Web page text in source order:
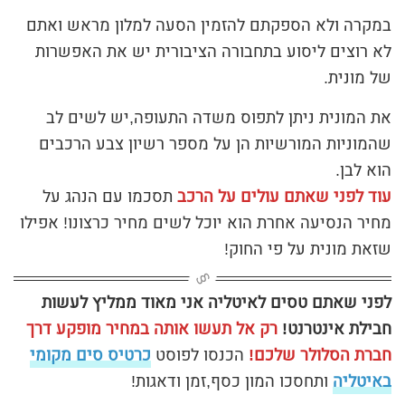
במקרה ולא הספקתם להזמין הסעה למלון מראש ואתם
לא רוצים ליסוע בתחבורה הציבורית יש את האפשרות
של מונית.
את המונית ניתן לתפוס משדה התעופה,יש לשים לב
שהמוניות המורשיות הן על מספר רשיון צבע הרכבים
הוא לבן.
עוד לפני שאתם עולים על הרכב תסכמו עם הנהג על
מחיר הנסיעה אחרת הוא יוכל לשים מחיר כרצונו! אפילו
שזאת מונית על פי החוק!
לפני שאתם טסים לאיטליה אני מאוד ממליץ לעשות
חבילת אינטרנט! רק אל תעשו אותה במחיר מופקע דרך
חברת הסלולר שלכם! הכנסו לפוסט כרטיס סים מקומי
באיטליה ותחסכו המון כסף,זמן ודאגות!